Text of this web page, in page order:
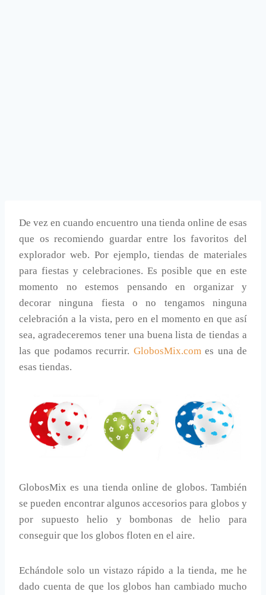
De vez en cuando encuentro una tienda online de esas
que os recomiendo guardar entre los favoritos del
explorador web. Por ejemplo, tiendas de materiales
para fiestas y celebraciones. Es posible que en este
momento no estemos pensando en organizar y
decorar ninguna fiesta o no tengamos ninguna
celebración a la vista, pero en el momento en que así
sea, agradeceremos tener una buena lista de tiendas a
las que podamos recurrir. GlobosMix.comes una de
esas tiendas.
GlobosMix es una tienda online de globos. También
se pueden encontrar algunos accesorios para globos y
por supuesto helio y bombonas de helio para
conseguir que los globos floten en el aire.
Echándole solo un vistazo rápido a la tienda, me he
dado cuenta de que los globos han cambiado mucho